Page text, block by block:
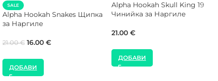
SALE
Alpha Hookah Snakes Щипка
за Наргиле
21.00€ 16.00 €
ДОБАВИ
Alpha Hookah Skull King 19
Чинийка за Наргиле
21.00 €
ДОБАВИ